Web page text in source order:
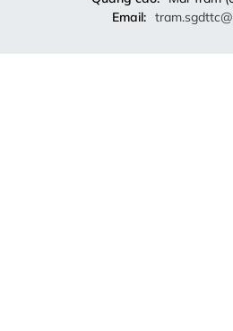
Email: